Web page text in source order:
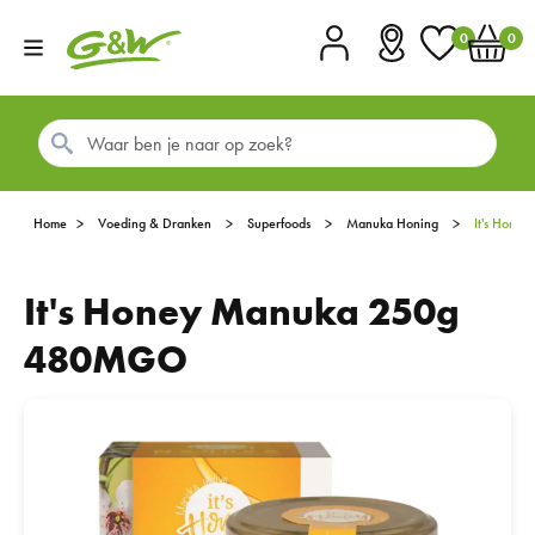
0 0
Home Voeding & Dranken Superfoods Manuka Honing It's
It's Honey Manuka 250g
480MGO